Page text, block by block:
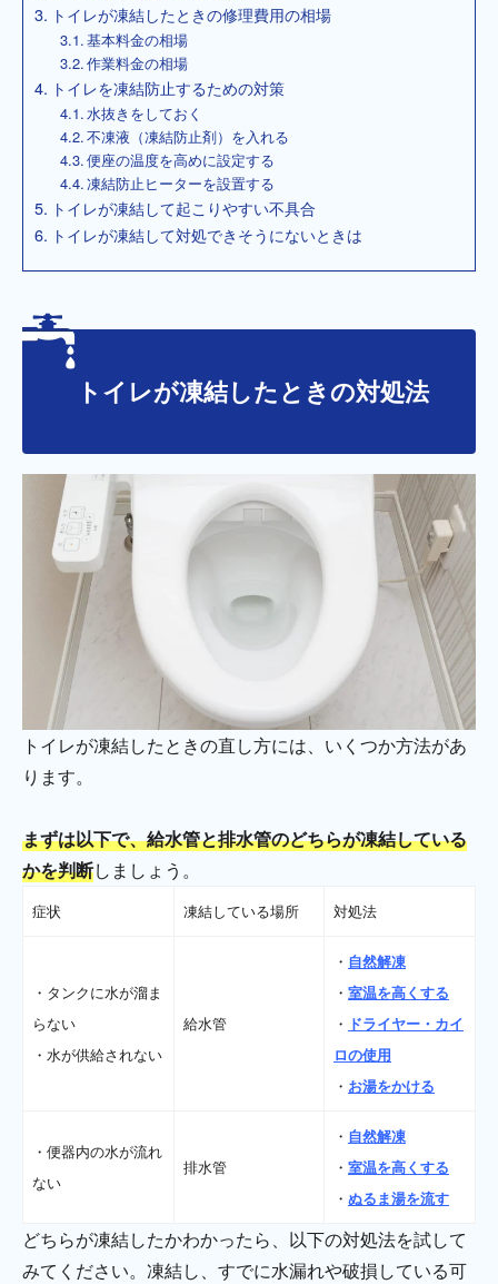
トイレが凍結したときの修理費用の相場
基本料金の相場
作業料金の相場
トイレを凍結防止するための対策
水抜きをしておく
不凍液（凍結防止剤）を入れる
便座の温度を高めに設定する
凍結防止ヒーターを設置する
トイレが凍結して起こりやすい不具合
トイレが凍結して対処できそうにないときは
トイレが凍結したときの対処法
トイレが凍結したときの直し方には、いくつか方法があ
ります。
まずは以下で、給水管と排水管のどちらが凍結している
かを判断しましょう。
症状 凍結している場所 対処法
・タンクに水が溜ま
らない
・水が供給されない
給水管
・ 自然解凍
・ 室温を高くする
・ ドライヤー・カイ
ロの使用
・ お湯をかける
・便器内の水が流れ
ない
排水管
・ 自然解凍
・ 室温を高くする
・ ぬるま湯を流す
どちらが凍結したかわかったら、以下の対処法を試して
みてください。凍結し、すでに水漏れや破損している可